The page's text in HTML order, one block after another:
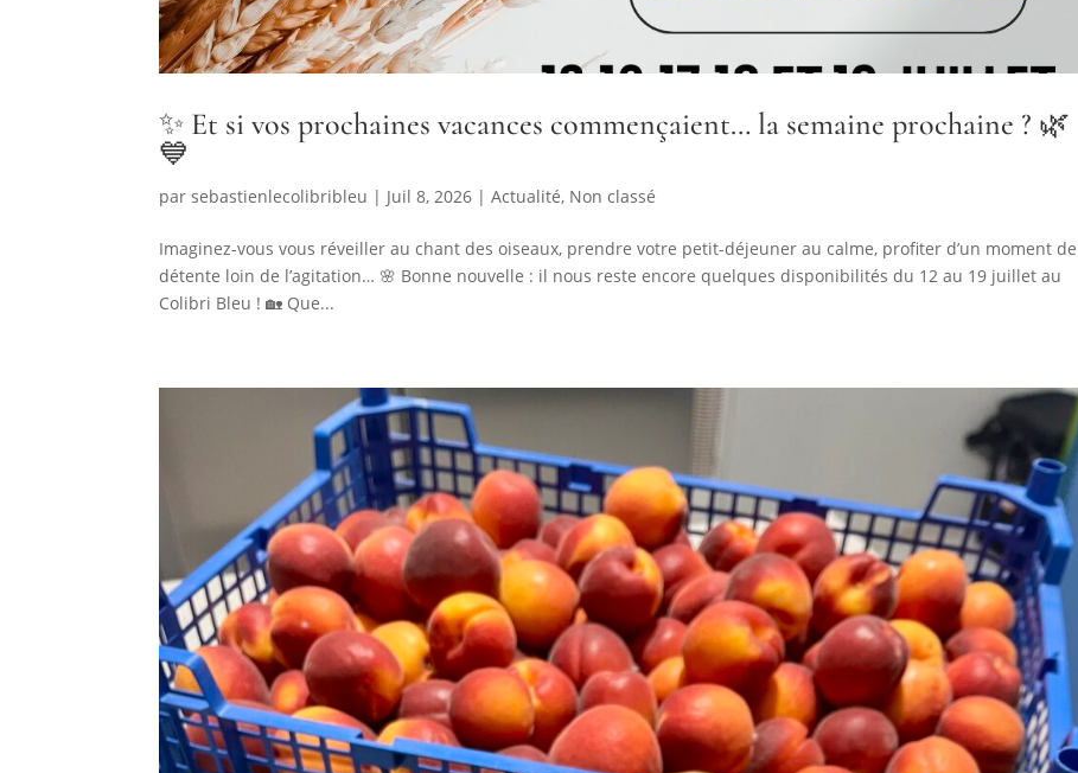
✨ Et si vos prochaines vacances commençaient… la semaine prochaine ? 🌿
💙
parsebastienlecolibribleu | Juil 8, 2026 |Actualité, Non classé
Imaginez-vous vous réveiller au chant des oiseaux, prendre votre petit-déjeuner au calme, profiter d’un moment de
détente loin de l’agitation… 🌸 Bonne nouvelle : il nous reste encore quelques disponibilités du 12 au 19 juillet au
Colibri Bleu ! 🏡 Que...